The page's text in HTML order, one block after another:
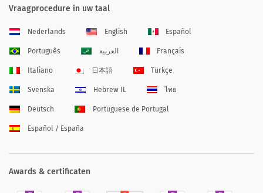
Vraagprocedure in uw taal
Nederlands English Español
Português العربية Français
Italiano 日本語 Türkçe
Svenska Hebrew IL ไทย
Deutsch Portuguese de Portugal
Español / España
Awards & certificaten